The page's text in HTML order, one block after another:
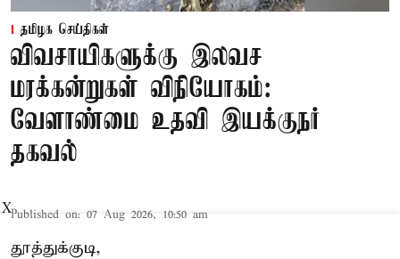
தமிழக செய்திகள்
விவசாயிகளுக்கு இலவச
மரக்கன்றுகள் விநியோகம்:
வேளாண்மை உதவி இயக்குநர்
தகவல்
Published on: 07 Aug 2026, 10:50 am
தூத்துக்குடி,
X